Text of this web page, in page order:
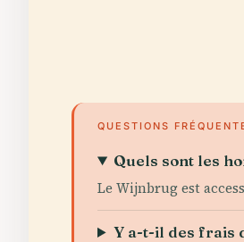
QUESTIONS
Quels sont les
Le Wijnbrug est
Y a-t-il des frais